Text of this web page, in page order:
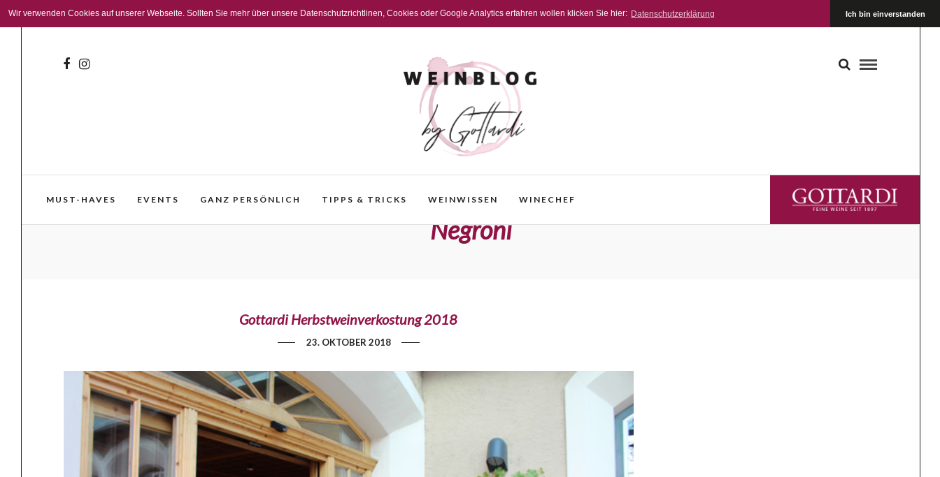
Wir verwenden Cookies auf unserer Webseite. Sollten Sie mehr über unsere Datenschutzrichtlinen, Cookies oder Google Analytics erfahren wollen klicken Sie hier: Datenschutzerklärung Ich bin einverstanden
MUST-HAVES EVENTS GANZ PERSÖNLICH TIPPS & TRICKS WEINWISSEN WINECHEF GOTTARDI FEINE WEINE
Negroni
Gottardi Herbstweinverkostung 2018
23. OKTOBER 2018